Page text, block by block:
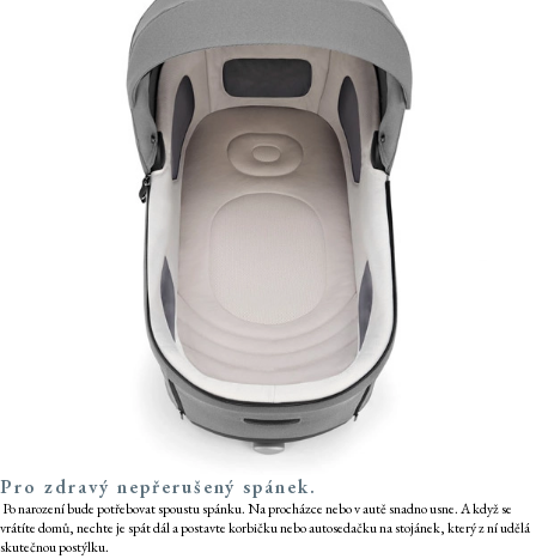
Pro zdravý nepřerušený spánek.
Po narození bude potřebovat spoustu spánku. Na procházce nebo v autě snadno usne. A když se
vrátíte domů, nechte je spát dál a postavte korbičku nebo autosedačku na stojánek, který z ní udělá
skutečnou postýlku.